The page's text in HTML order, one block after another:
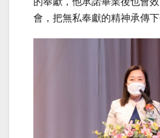
會，把無私奉獻的精神承傳下